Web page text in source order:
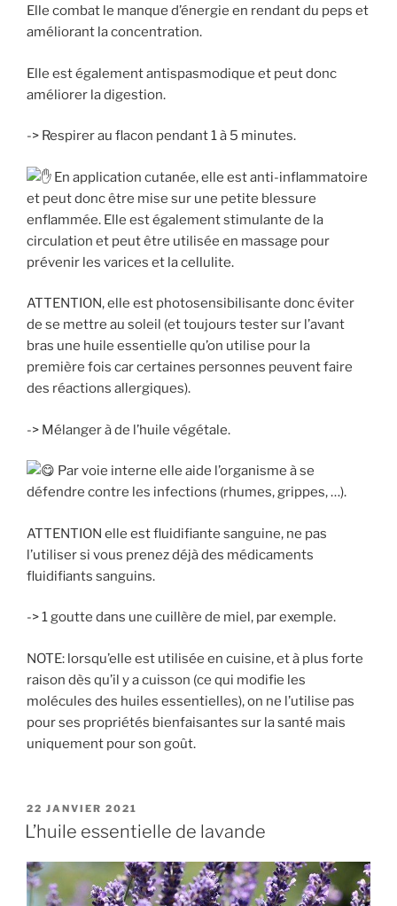
Elle combat le manque d’énergie en rendant du peps et
améliorant la concentration.
Elle est également antispasmodique et peut donc
améliorer la digestion.
-> Respirer au flacon pendant 1 à 5 minutes.
En application cutanée, elle est anti-inflammatoire
et peut donc être mise sur une petite blessure
enflammée. Elle est également stimulante de la
circulation et peut être utilisée en massage pour
prévenir les varices et la cellulite.
ATTENTION, elle est photosensibilisante donc éviter
de se mettre au soleil (et toujours tester sur l’avant
bras une huile essentielle qu’on utilise pour la
première fois car certaines personnes peuvent faire
des réactions allergiques).
-> Mélanger à de l’huile végétale.
Par voie interne elle aide l’organisme à se
défendre contre les infections (rhumes, grippes, …).
ATTENTION elle est fluidifiante sanguine, ne pas
l’utiliser si vous prenez déjà des médicaments
fluidifiants sanguins.
-> 1 goutte dans une cuillère de miel, par exemple.
NOTE: lorsqu’elle est utilisée en cuisine, et à plus forte
raison dès qu’il y a cuisson (ce qui modifie les
molécules des huiles essentielles), on ne l’utilise pas
pour ses propriétés bienfaisantes sur la santé mais
uniquement pour son goût.
PUBLIÉ
LE
22 JANVIER 2021
L’huile essentielle de lavande